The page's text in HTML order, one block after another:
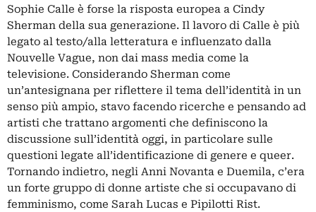
Sophie Calle è forse la risposta europea a Cindy
Sherman della sua generazione. Il lavoro di Calle è più
legato al testo/alla letteratura e influenzato dalla
Nouvelle Vague, non dai mass media come la
televisione. Considerando Sherman come
un’antesignana per riflettere il tema dell’identità in un
senso più ampio, stavo facendo ricerche e pensando ad
artisti che trattano argomenti che definiscono la
discussione sull’identità oggi, in particolare sulle
questioni legate all’identificazione di genere e queer.
Tornando indietro, negli Anni Novanta e Duemila, c’era
un forte gruppo di donne artiste che si occupavano di
femminismo, come Sarah Lucas e Pipilotti Rist.